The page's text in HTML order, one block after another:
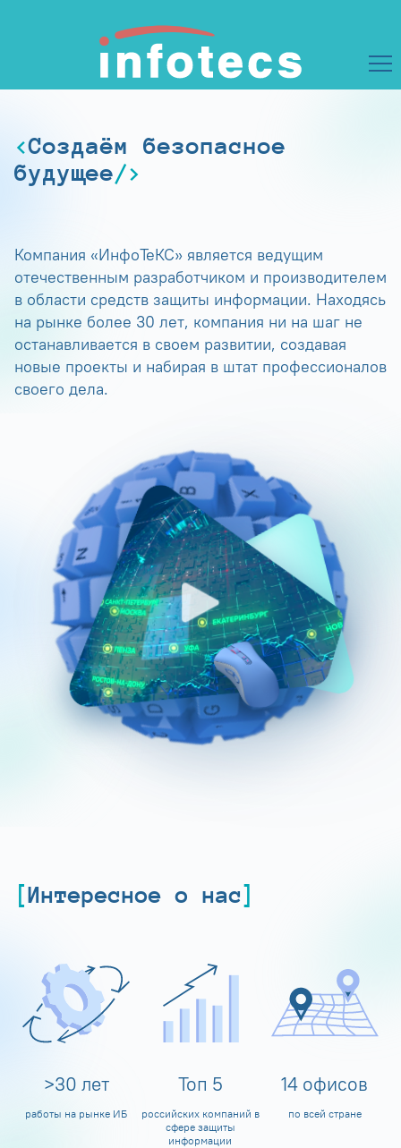
Создаём безопасное
будущее
Компания «ИнфоТеКС» является ведущим
отечественным разработчиком и производителем
в области средств защиты информации. Находясь
на рынке более 30 лет, компания ни на шаг не
останавливается в своем развитии, создавая
новые проекты и набирая в штат профессионалов
своего дела.
Интересное о нас
>30 лет
работы на рынке ИБ
Топ 5
российских компаний в
сфере защиты
информации
14 офисов
по всей стране